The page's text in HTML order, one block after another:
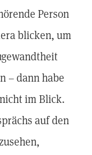
Person
blicken, um
– dann habe
im Blick.
auf den